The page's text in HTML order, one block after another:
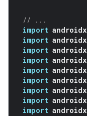
// ...
import androidx
import androidx
import androidx
import androidx
import androidx
import androidx
import androidx
import androidx
import androidx